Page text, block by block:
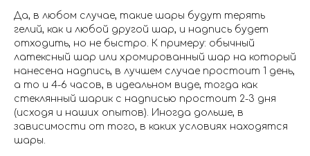
Да, в любом случае, такие шары будут терять
гелий, как и любой другой шар, и надпись будет
отходить, но не быстро. К примеру: обычный
латексный шар или хромированный шар на который
нанесена надпись, в лучшем случае простоит 1 день,
а то и 4-6 часов, в идеальном виде, тогда как
стеклянный шарик с надписью простоит 2-3 дня
(исходя и наших опытов). Иногда дольше, в
зависимости от того, в каких условиях находятся
шары.